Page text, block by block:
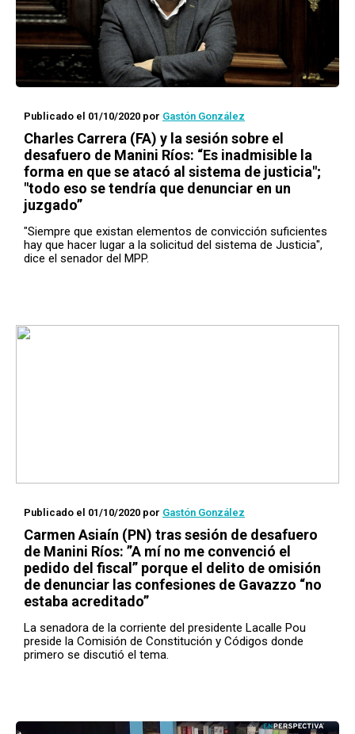
Publicado el 01/10/2020 por Gastón González
Charles Carrera (FA) y la sesión sobre el
desafuero de Manini Ríos: “Es inadmisible la
forma en que se atacó al sistema de justicia";
"todo eso se tendría que denunciar en un
juzgado”
"Siempre que existan elementos de convicción suficientes
hay que hacer lugar a la solicitud del sistema de Justicia",
dice el senador del MPP.
Publicado el 01/10/2020 por Gastón González
Carmen Asiaín (PN) tras sesión de desafuero
de Manini Ríos: ”A mí no me convenció el
pedido del fiscal” porque el delito de omisión
de denunciar las confesiones de Gavazzo “no
estaba acreditado”
La senadora de la corriente del presidente Lacalle Pou
preside la Comisión de Constitución y Códigos donde
primero se discutió el tema.